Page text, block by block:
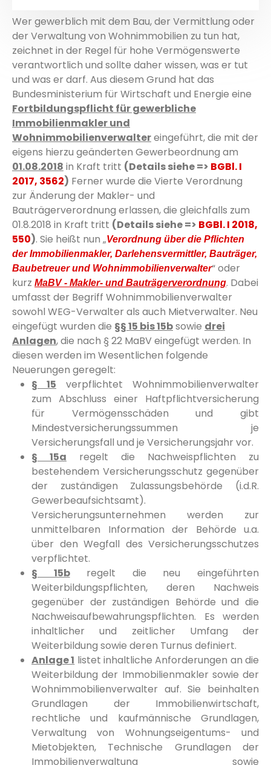
Wer gewerblich mit dem Bau, der Vermittlung oder
der Verwaltung von Wohnimmobilien zu tun hat,
zeichnet in der Regel für hohe Vermögenswerte
verantwortlich und sollte daher wissen, was er tut
und was er darf. Aus diesem Grund hat das
Bundesministerium für Wirtschaft und Energie eine
Fortbildungspflicht für gewerbliche
Immobilienmakler und
Wohnimmobilienverwaltereingeführt, die mit der
eigens hierzu geänderten Gewerbeordnung am
01.08.2018 in Kraft tritt (Details siehe => BGBl. I
2017, 3562) Ferner wurde die Vierte Verordnung
zur Änderung der Makler- und
Bauträgerverordnung erlassen, die gleichfalls zum
01.8.2018 in Kraft tritt (Details siehe => BGBl. I 2018,
550). Sie heißt nun „Verordnung über die Pflichten
der Immobilienmakler, Darlehensvermittler, Bauträger,
Baubetreuer und Wohnimmobilienverwalter“ oder
kurz MaBV - Makler- und Bauträgerverordnung. Dabei
umfasst der Begriff Wohnimmobilienverwalter
sowohl WEG-Verwalter als auch Mietverwalter. Neu
eingefügt wurden die §§ 15 bis 15bsowie drei
Anlagen, die nach § 22 MaBV eingefügt werden. In
diesen werden im Wesentlichen folgende
Neuerungen geregelt:
§ 15 verpflichtet Wohnimmobilienverwalter
zum Abschluss einer Haftpflichtversicherung
für Vermögensschäden und gibt
Mindestversicherungssummen je
Versicherungsfall und je Versicherungsjahr vor.
§ 15a regelt die Nachweispflichten zu
bestehendem Versicherungsschutz gegenüber
der zuständigen Zulassungsbehörde (i.d.R.
Gewerbeaufsichtsamt).
Versicherungsunternehmen werden zur
unmittelbaren Information der Behörde u.a.
über den Wegfall des Versicherungsschutzes
verpflichtet.
§ 15bregelt die neu eingeführten
Weiterbildungspflichten, deren Nachweis
gegenüber der zuständigen Behörde und die
Nachweisaufbewahrungspflichten. Es werden
inhaltlicher und zeitlicher Umfang der
Weiterbildung sowie deren Turnus definiert.
Anlage 1 listet inhaltliche Anforderungen an die
Weiterbildung der Immobilienmakler sowie der
Wohnimmobilienverwalter auf. Sie beinhalten
Grundlagen der Immobilienwirtschaft,
rechtliche und kaufmännische Grundlagen,
Verwaltung von Wohnungseigentums- und
Mietobjekten, Technische Grundlagen der
Immobilienverwaltung sowie